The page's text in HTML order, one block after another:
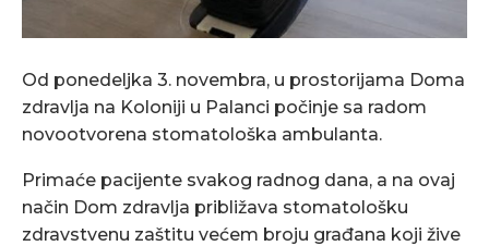
Od ponedeljka 3. novembra, u prostorijama Doma
zdravlja na Koloniji u Palanci počinje sa radom
novootvorena stomatološka ambulanta.
Primaće pacijente svakog radnog dana, a na ovaj
način Dom zdravlja približava stomatološku
zdravstvenu zaštitu većem broju građana koji žive